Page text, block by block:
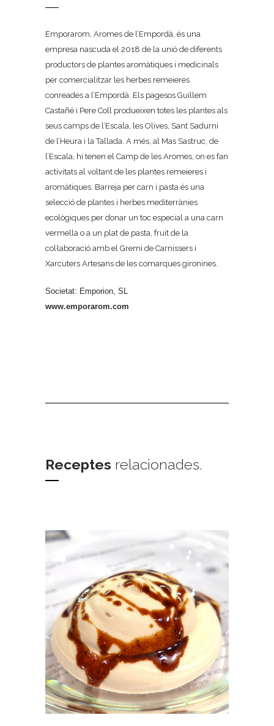
Emporarom, Aromes de l’Empordà, és una
empresa nascuda el 2018 de la unió de diferents
productors de plantes aromàtiques i medicinals
per comercialitzar les herbes remeieres
conreades a l’Empordà. Els pagesos Guillem
Castañé i Pere Coll produeixen totes les plantes als
seus camps de l’Escala, les Olives, Sant Sadurní
de l’Heura i la Tallada. A més, al Mas Sastruc, de
l’Escala, hi tenen el Camp de les Aromes, on es fan
activitats al voltant de les plantes remeieres i
aromàtiques. Barreja per carn i pasta és una
selecció de plantes i herbes mediterrànies
ecològiques per donar un toc especial a una carn
vermella o a un plat de pasta, fruit de la
col·laboració amb el Gremi de Carnissers i
Xarcuters Artesans de les comarques gironines.
Societat: Emporion, SL
www.emporarom.com
Receptes relacionades.
+